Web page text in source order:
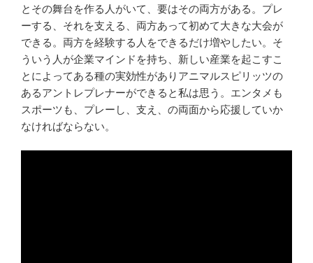
とその舞台を作る人がいて、要はその両方がある。プレ
ーする、それを支える、両方あって初めて大きな大会が
できる。両方を経験する人をできるだけ増やしたい。そ
ういう人が企業マインドを持ち、新しい産業を起こすこ
とによってある種の実効性がありアニマルスピリッツの
あるアントレプレナーができると私は思う。エンタメも
スポーツも、プレーし、支え、の両面から応援していか
なければならない。